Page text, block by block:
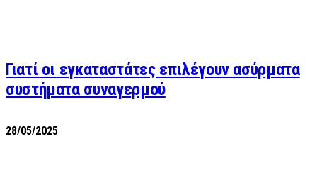
Γιατί οι εγκαταστάτες επιλέγουν ασύρματα
συστήματα συναγερμού
28/05/2025